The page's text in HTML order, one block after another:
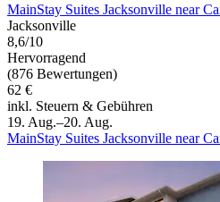
MainStay Suites Jacksonville near
Jacksonville
8,6/10
Hervorragend
(876 Bewertungen)
62 €
inkl. Steuern & Gebühren
19. Aug.–20. Aug.
MainStay Suites Jacksonville near